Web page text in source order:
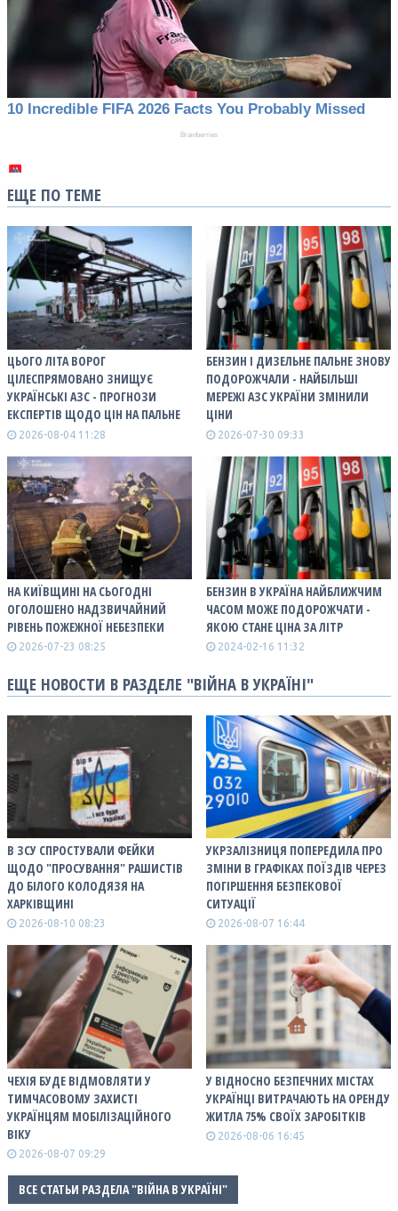
ЕЩЕ ПО ТЕМЕ
ЦЬОГО ЛІТА ВОРОГ
ЦІЛЕСПРЯМОВАНО ЗНИЩУЄ
УКРАЇНСЬКІ АЗС - ПРОГНОЗИ
ЕКСПЕРТІВ ЩОДО ЦІН НА ПАЛЬНЕ
2026-08-04 11:28
БЕНЗИН І ДИЗЕЛЬНЕ ПАЛЬНЕ ЗНОВУ
ПОДОРОЖЧАЛИ - НАЙБІЛЬШІ
МЕРЕЖІ АЗС УКРАЇНИ ЗМІНИЛИ
ЦІНИ
2026-07-30 09:33
НА КИЇВЩИНІ НА СЬОГОДНІ
ОГОЛОШЕНО НАДЗВИЧАЙНИЙ
РІВЕНЬ ПОЖЕЖНОЇ НЕБЕЗПЕКИ
2026-07-23 08:25
БЕНЗИН В УКРАЇНА НАЙБЛИЖЧИМ
ЧАСОМ МОЖЕ ПОДОРОЖЧАТИ -
ЯКОЮ СТАНЕ ЦІНА ЗА ЛІТР
2024-02-16 11:32
ЕЩЕ НОВОСТИ В РАЗДЕЛЕ "ВІЙНА В УКРАЇНІ"
В ЗСУ СПРОСТУВАЛИ ФЕЙКИ
ЩОДО "ПРОСУВАННЯ" РАШИСТІВ
ДО БІЛОГО КОЛОДЯЗЯ НА
ХАРКІВЩИНІ
2026-08-10 08:23
УКРЗАЛІЗНИЦЯ ПОПЕРЕДИЛА ПРО
ЗМІНИ В ГРАФІКАХ ПОЇЗДІВ ЧЕРЕЗ
ПОГІРШЕННЯ БЕЗПЕКОВОЇ
СИТУАЦІЇ
2026-08-07 16:44
ЧЕХІЯ БУДЕ ВІДМОВЛЯТИ У
ТИМЧАСОВОМУ ЗАХИСТІ
УКРАЇНЦЯМ МОБІЛІЗАЦІЙНОГО
ВІКУ
2026-08-07 09:29
У ВІДНОСНО БЕЗПЕЧНИХ МІСТАХ
УКРАЇНЦІ ВИТРАЧАЮТЬ НА ОРЕНДУ
ЖИТЛА 75% СВОЇХ ЗАРОБІТКІВ
2026-08-06 16:45
ВСЕ СТАТЬИ РАЗДЕЛА "ВІЙНА В УКРАЇНІ"